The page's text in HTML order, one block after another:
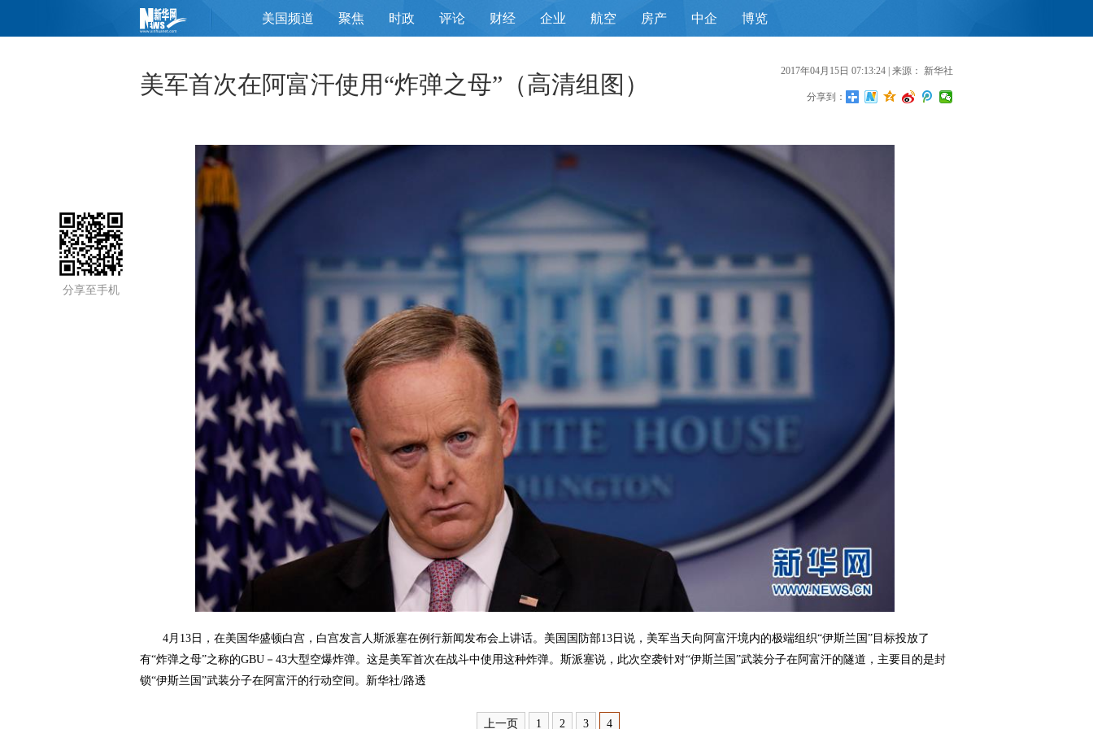
美国频道 聚焦 时政 评论 财经 企业 航空 房产 中企 博览
分享至手机
美军首次在阿富汗使用“炸弹之母”（高清组图） 2017年04月15日 07:13:24 | 来源： 新华社
分享到：
4月13日，在美国华盛顿白宫，白宫发言人斯派塞在例行新闻发布会上讲话。美国国防部13日说，美军当天向阿富汗境内的极端组织“伊斯兰国”目标投放了
有“炸弹之母”之称的GBU－43大型空爆炸弹。这是美军首次在战斗中使用这种炸弹。斯派塞说，此次空袭针对“伊斯兰国”武装分子在阿富汗的隧道，主要目的是封
锁“伊斯兰国”武装分子在阿富汗的行动空间。新华社/路透
上一页 1 2 3 4